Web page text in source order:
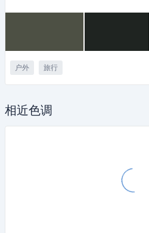
户外 旅行
相近色调